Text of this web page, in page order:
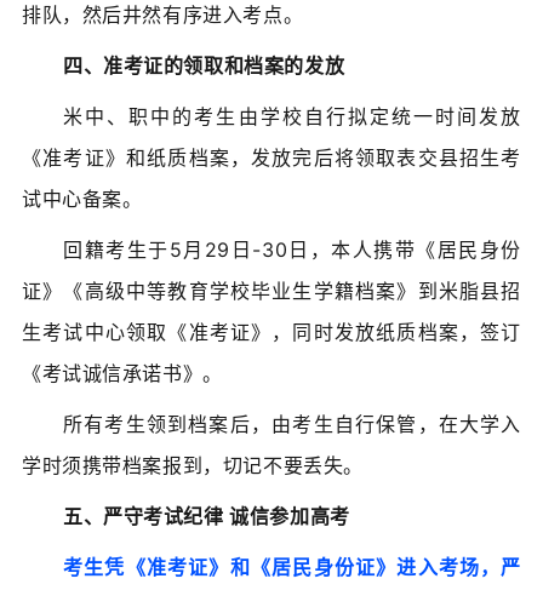
排队，然后井然有序进入考点。
四、准考证的领取和档案的发放
米中、职中的考生由学校自行拟定统一时间发放
《准考证》和纸质档案，发放完后将领取表交县招生考
试中心备案。
回籍考生于5月29日-30日，本人携带《居民身份
证》《高级中等教育学校毕业生学籍档案》到米脂县招
生考试中心领取《准考证》，同时发放纸质档案，签订
《考试诚信承诺书》。
所有考生领到档案后，由考生自行保管，在大学入
学时须携带档案报到，切记不要丢失。
五、严守考试纪律 诚信参加高考
考生凭《准考证》和《居民身份证》进入考场，严